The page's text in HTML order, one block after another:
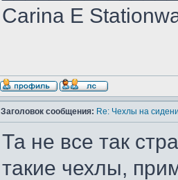
Carina E
Заголовок сообщения: Re: Чехлы на
Та не все так
такие чехлы,